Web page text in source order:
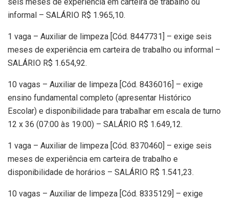
informal – SALÁRIO R$ 1.965,10.
1 vaga – Auxiliar de limpeza [Cód. 8447731] – exige seis
meses de experiência em carteira de trabalho ou informal –
SALÁRIO R$ 1.654,92.
10 vagas – Auxiliar de limpeza [Cód. 8436016] – exige
ensino fundamental completo (apresentar Histórico
Escolar) e disponibilidade para trabalhar em escala de turno
12 x 36 (07:00 às 19:00) – SALÁRIO R$ 1.649,12.
1 vaga – Auxiliar de limpeza [Cód. 8370460] – exige seis
meses de experiência em carteira de trabalho e
disponibilidade de horários – SALÁRIO R$ 1.541,23.
10 vagas – Auxiliar de limpeza [Cód. 8335129] – exige